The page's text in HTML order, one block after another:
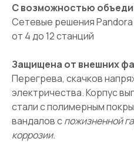
С возможностью
Сетевые решения
от 4 до 12 станций
Защищена от внешних
Перегрева, скачков
электричества. Корпус
стали с полимерным
вандалов спожизненной
коррозии.